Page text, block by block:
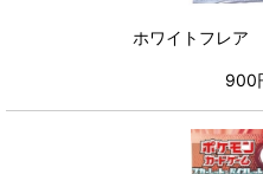
ホワイトフレア
900